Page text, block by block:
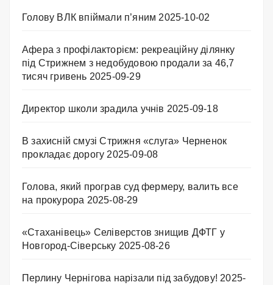
Голову ВЛК впіймали п’яним 2025-10-02
Афера з профілакторієм: рекреаційну ділянку
під Стрижнем з недобудовою продали за 46,7
тисяч гривень 2025-09-29
Директор школи зрадила учнів 2025-09-18
В захисній смузі Стрижня «слуга» Черненок
прокладає дорогу 2025-09-08
Голова, який програв суд фермеру, валить все
на прокурора 2025-08-29
«Стаханівець» Селіверстов знищив ДФТГ у
Новгород-Сіверську 2025-08-26
Перлину Чернігова нарізали під забудову! 2025-